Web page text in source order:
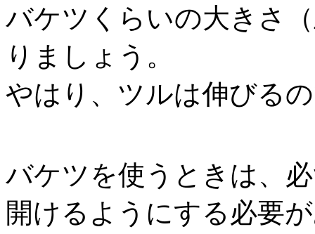
バケツくらいの大きさ
りましょう。
やはり、ツルは伸びる
バケツを使うときは、
開けるようにする必要